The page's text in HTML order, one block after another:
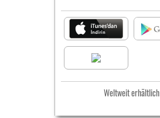
Weltweit erhältlich